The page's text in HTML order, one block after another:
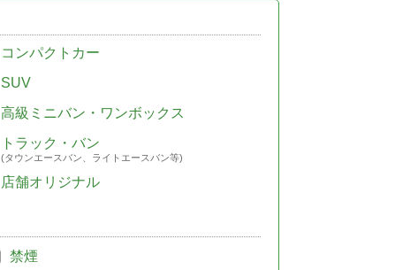
コンパクトカー
SUV
高級ミニバン・ワンボックス
トラック・バン
(タウンエースバン、ライトエースバン等)
店舗オリジナル
禁煙